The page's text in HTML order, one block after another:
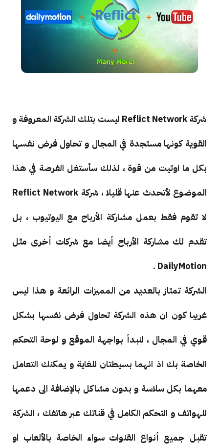
شركة Reflict Network ليست بتلك الشركة المعروفة و
القوية كونها مستجدة في المجال و تحاول فرض نفسها
بكل ما اوتيت من قوة ، لذلك سأستغل الفرصة في هذا
الموضوع لأتحدث عنها قليلا ، شركة Reflict Network
لا تقوم فقط بعمل مشاركة الأرباح مع اليوتيوب ، بل
تقدم لك مشاركة الأرباح أيضا مع شركات أخرى مثل
DailyMotion .
الشركة تمتاز بالعديد من المميزات الرائعة و هذا ليس
غريبا كون ان هذه الشركة تحاول فرض نفسها بشكل
قوي في المجال ، لنبدأ بواجهة الموقع و لوحة التحكم
الخاصة بك اذ انهما بسيطتان للغاية و يمكنك التعامل
معهما بكل سلاسة و بدون مشاكل بالإضافة الى دعمها
للهواتف و التحكم الكامل في قناتك عبر هاتفك ، الشركة
تقبل جميع أنواع القنوات سواء الخاصة بالألعاب او